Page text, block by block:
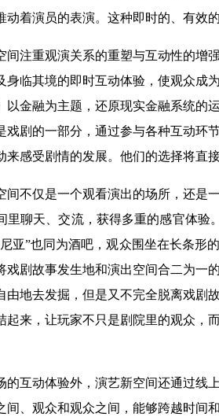
动着演员的表演。这种即时的、有效
间注重观演关系的重塑与互动性的增
身临其境的即时互动体验，使观众成
以金融为主题，还原现实金融系统
戏剧的一部分，通过参与各种互动环
来感受剧情的发展。他们的选择将直
间不仅是一个观看演出的场所，还是
里聊天、交流，获得多重的感官体验
亚”也同为酒吧，观众围坐在长条形
戏剧故事发生地和演出空间合二为一
由地去发掘，但是又不完全脱离戏剧
起来，让玩家不只是剧院里的观众，
的互动体验外，演艺新空间还通过线
间、观众和观众之间，能够跨越时间